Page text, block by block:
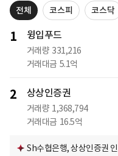
전체 코스피 코스닥
1 윙입푸드
거래량 331,216
거래대금 5.1억
2 상상인증권
거래량 1,368,794
거래대금 16.5억
Sh수협은행, 상상인증권